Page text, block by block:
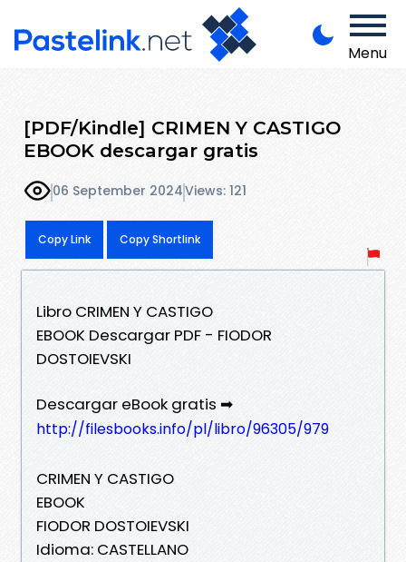
Menu
[PDF/Kindle] CRIMEN Y CASTIGO
EBOOK descargar gratis
06 September 2024Views: 121
Copy Link Copy Shortlink
Libro CRIMEN Y CASTIGO
EBOOK Descargar PDF - FIODOR
DOSTOIEVSKI
Descargar eBook gratis ➡
http://filesbooks.info/pl/libro/96305/979
CRIMEN Y CASTIGO
EBOOK
FIODOR DOSTOIEVSKI
Idioma: CASTELLANO